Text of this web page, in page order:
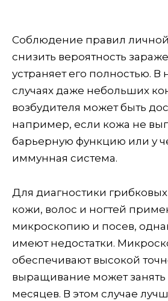
Соблюдение правил
снизить вероятность
устраняет его полностью. В
случаях даже небольших
возбудителя может быть
например, если кожа не
барьерную функцию или у
иммунная система.
Для диагностики
кожи, волос и ногтей
микроскопию и посев,
имеют недостатки.
обеспечивают высокой
выращивание может занять
месяцев. В этом случае